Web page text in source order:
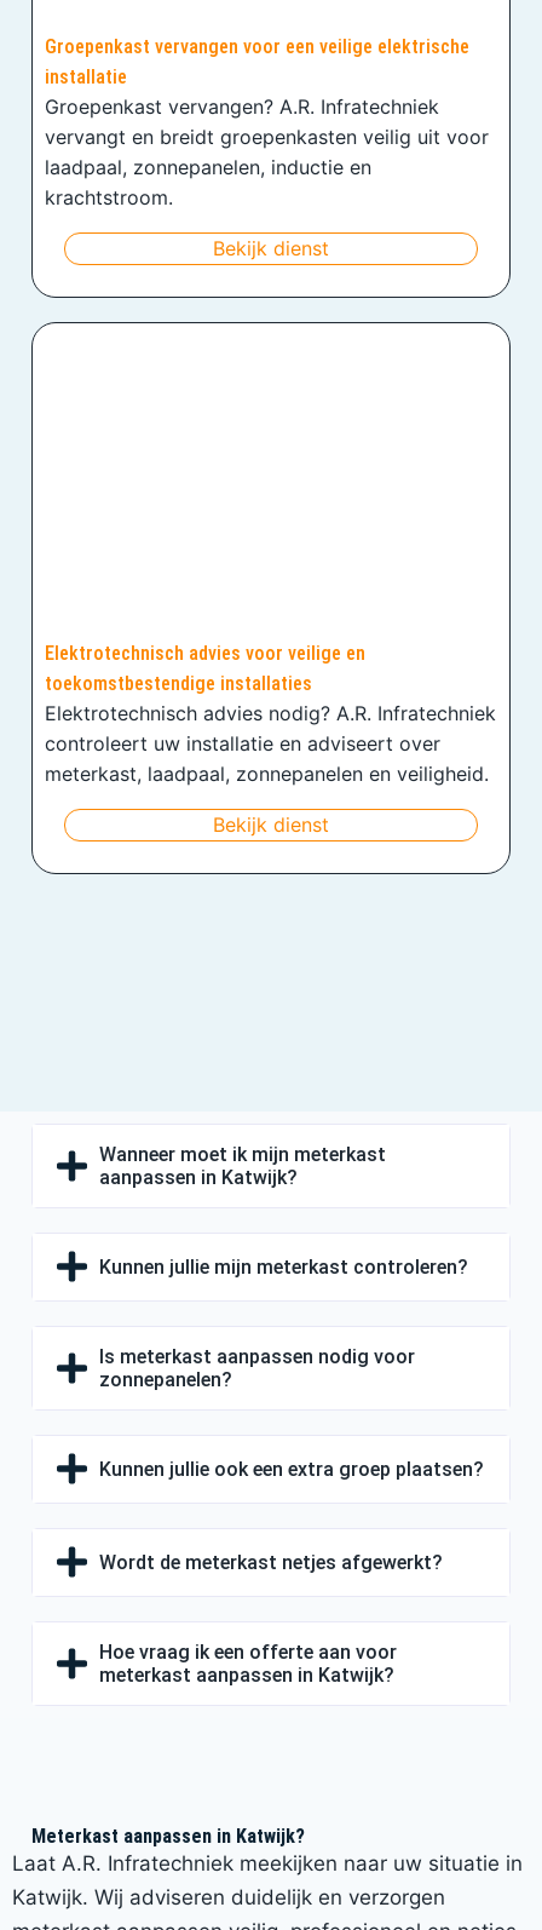
Groepenkast vervangen voor een veilige elektrische
installatie
Groepenkast vervangen? A.R. Infratechniek
vervangt en breidt groepenkasten veilig uit voor
laadpaal, zonnepanelen, inductie en
krachtstroom.
Bekijk dienst
Elektrotechnisch advies voor veilige en
toekomstbestendige installaties
Elektrotechnisch advies nodig? A.R. Infratechniek
controleert uw installatie en adviseert over
meterkast, laadpaal, zonnepanelen en veiligheid.
Bekijk dienst
Wanneer moet ik mijn meterkast
aanpassen in Katwijk?
Kunnen jullie mijn meterkast controleren?
Is meterkast aanpassen nodig voor
zonnepanelen?
Kunnen jullie ook een extra groep plaatsen?
Wordt de meterkast netjes afgewerkt?
Hoe vraag ik een offerte aan voor
meterkast aanpassen in Katwijk?
Meterkast aanpassen in Katwijk?
Laat A.R. Infratechniek meekijken naar uw situatie in
Katwijk. Wij adviseren duidelijk en verzorgen